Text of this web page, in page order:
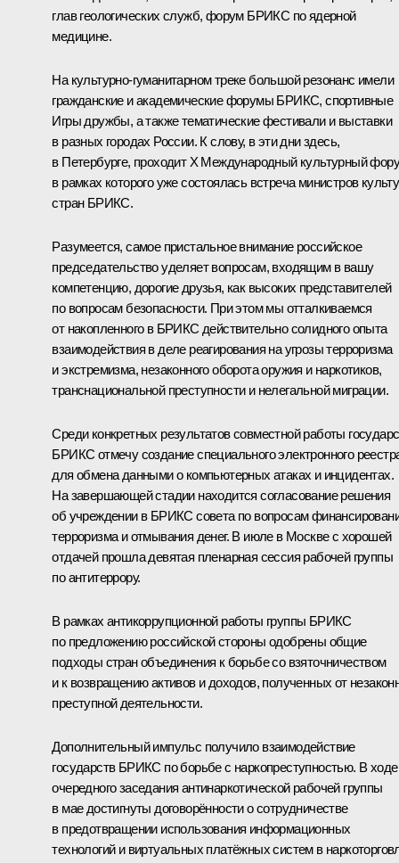
глав геологических служб, форум БРИКС по ядерной
медицине.
На культурно-гуманитарном треке большой резонанс имели
гражданские и академические форумы БРИКС, спортивные
Игры дружбы, а также тематические фестивали и выставки
в разных городах России. К слову, в эти дни здесь,
в Петербурге, проходит X Международный культурный
в рамках которого уже состоялась встреча министров
стран БРИКС.
Разумеется, самое пристальное внимание российское
председательство уделяет вопросам, входящим в вашу
компетенцию, дорогие друзья, как высоких представителей
по вопросам безопасности. При этом мы отталкиваемся
от накопленного в БРИКС действительно солидного опыта
взаимодействия в деле реагирования на угрозы терроризма
и экстремизма, незаконного оборота оружия и наркотиков,
транснациональной преступности и нелегальной миграции.
Среди конкретных результатов совместной работы
БРИКС отмечу создание специального электронного
для обмена данными о компьютерных атаках и инцидентах.
На завершающей стадии находится согласование решения
об учреждении в БРИКС совета по вопросам
терроризма и отмывания денег. В июле в Москве с хорошей
отдачей прошла девятая пленарная сессия рабочей группы
по антитеррору.
В рамках антикоррупционной работы группы БРИКС
по предложению российской стороны одобрены общие
подходы стран объединения к борьбе со взяточничеством
и к возвращению активов и доходов, полученных от
преступной деятельности.
Дополнительный импульс получило взаимодействие
государств БРИКС по борьбе с наркопреступностью. В ходе
очередного заседания антинаркотической рабочей группы
в мае достигнуты договорённости о сотрудничестве
в предотвращении использования информационных
технологий и виртуальных платёжных систем в